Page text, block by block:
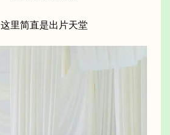
这里简直是出片天堂